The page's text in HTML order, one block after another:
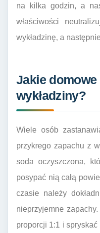
na kilka godzin, a
właściwości
wykładzinę, a
Jakie
wykładziny?
Wiele osób
przykrego zapachu z
soda oczyszczona,
posypać nią całą
czasie należy
nieprzyjemne
proporcji 1:1 i